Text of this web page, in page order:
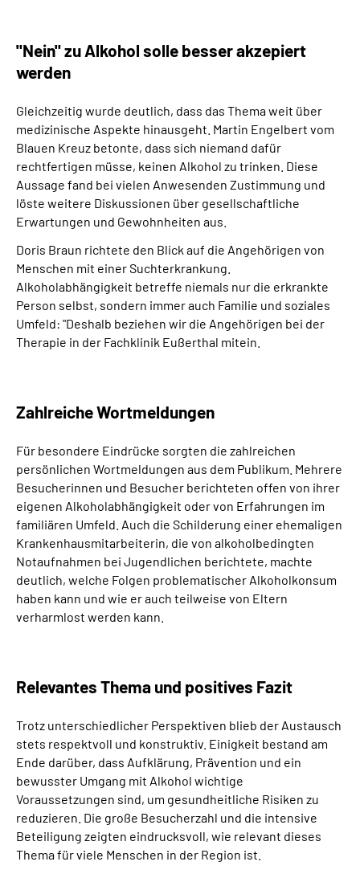
"Nein" zu Alkohol solle besser akzepiert
werden
Gleichzeitig wurde deutlich, dass das Thema weit über
medizinische Aspekte hinausgeht. Martin Engelbert vom
Blauen Kreuz betonte, dass sich niemand dafür
rechtfertigen müsse, keinen Alkohol zu trinken. Diese
Aussage fand bei vielen Anwesenden Zustimmung und
löste weitere Diskussionen über gesellschaftliche
Erwartungen und Gewohnheiten aus.
Doris Braun richtete den Blick auf die Angehörigen von
Menschen mit einer Suchterkrankung.
Alkoholabhängigkeit betreffe niemals nur die erkrankte
Person selbst, sondern immer auch Familie und soziales
Umfeld: "Deshalb beziehen wir die Angehörigen bei der
Therapie in der Fachklinik Eußerthal mitein.
Zahlreiche Wortmeldungen
Für besondere Eindrücke sorgten die zahlreichen
persönlichen Wortmeldungen aus dem Publikum. Mehrere
Besucherinnen und Besucher berichteten offen von ihrer
eigenen Alkoholabhängigkeit oder von Erfahrungen im
familiären Umfeld. Auch die Schilderung einer ehemaligen
Krankenhausmitarbeiterin, die von alkoholbedingten
Notaufnahmen bei Jugendlichen berichtete, machte
deutlich, welche Folgen problematischer Alkoholkonsum
haben kann und wie er auch teilweise von Eltern
verharmlost werden kann.
Relevantes Thema und positives Fazit
Trotz unterschiedlicher Perspektiven blieb der Austausch
stets respektvoll und konstruktiv. Einigkeit bestand am
Ende darüber, dass Aufklärung, Prävention und ein
bewusster Umgang mit Alkohol wichtige
Voraussetzungen sind, um gesundheitliche Risiken zu
reduzieren. Die große Besucherzahl und die intensive
Beteiligung zeigten eindrucksvoll, wie relevant dieses
Thema für viele Menschen in der Region ist.